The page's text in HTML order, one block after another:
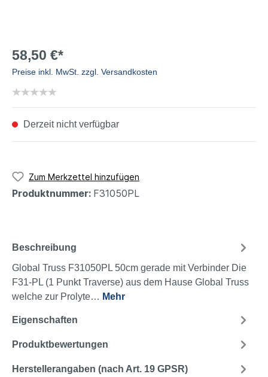
58,50 €*
Preise inkl. MwSt. zzgl. Versandkosten
Derzeit nicht verfügbar
Zum Merkzettel hinzufügen
Produktnummer: F31050PL
Beschreibung
Global Truss F31050PL 50cm gerade mit Verbinder Die
F31-PL (1 Punkt Traverse) aus dem Hause Global Truss
welche zur Prolyte… Mehr
Eigenschaften
Produktbewertungen
Herstellerangaben (nach Art. 19 GPSR)